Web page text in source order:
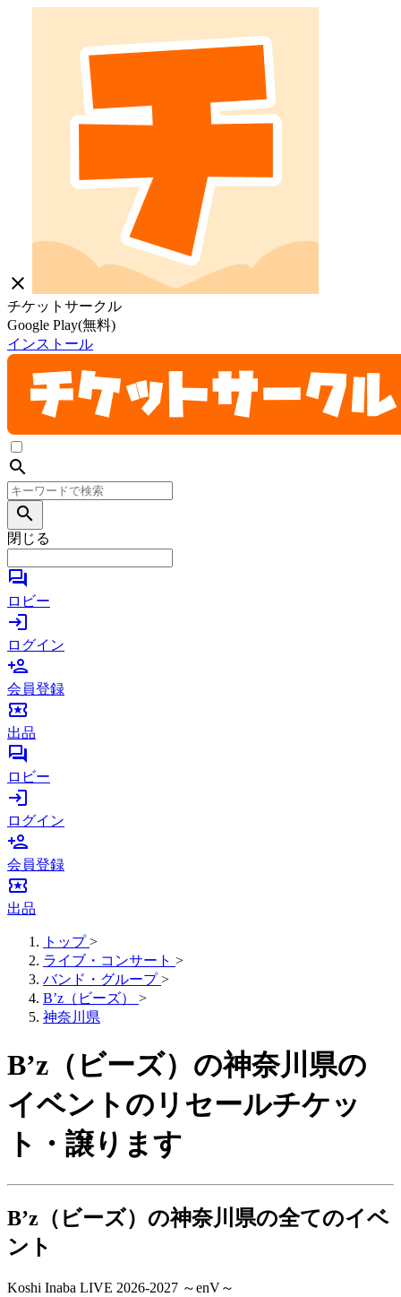
close
チケットサークル
Google Play(無料)
インストール
search
search
閉じる
forum
ロビー
login
ログイン
person_add
会員登録
local_activity
出品
forum
ロビー
login
ログイン
person_add
会員登録
local_activity
出品
トップ >
ライブ・コンサート >
バンド・グループ >
B’z（ビーズ）
>
神奈川県
B’z（ビーズ）の神奈川県の
イベントのリセールチケッ
ト・譲ります
B’z（ビーズ）の神奈川県の全てのイベ
ント
Koshi Inaba LIVE 2026-2027 ～enV～